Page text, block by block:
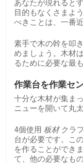
あなたが現れると
目的もなくさまよ
べきことは、一番
素手で木の幹を叩
めましょう。木材
るために必要な最
作業台を作業セ
十分な木材が集ま
ニューを開いて丸
4個使用 板材クラ
台が必要です。こ
を作ることができ
て、他の必要なも